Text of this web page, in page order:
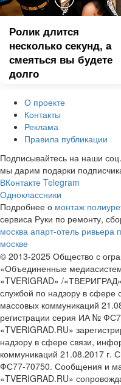
Ролик длится
несколько секунд, а
смеяться вы будете
долго
О проекте
Контакты
Реклама
Правила публикации
Подписывайтесь на наши
мы дарим подарки
ВКонтакте Telegram
Одноклассники
Подробнее о монтаж
сервиса Руки по ремонту,
москва апарт-отель ривьера
москве
© 2013-2025 Общество с
«Объединенные
«TVERIGRAD» /
службой по надзору в сфере
массовых коммуникаций
регистрации серия ИА №
«TVERIGRAD.RU»
надзору в сфере связи,
коммуникаций 21.08.2017 г.
ФС77-70750. Сообщения и
«TVERIGRAD.RU»